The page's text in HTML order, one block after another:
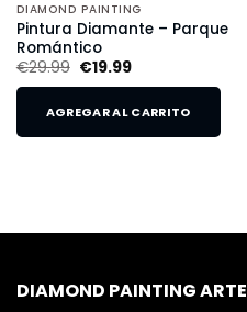
DIAMOND PAINTING
Pintura Diamante – Parque
Romántico
€29.99 €19.99
AGREGAR AL CARRITO
DIAMOND PAINTING ARTE